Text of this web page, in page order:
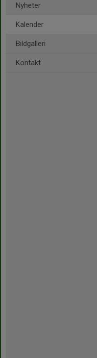
Nyheter
Kalender
Bildgalleri
Kontakt